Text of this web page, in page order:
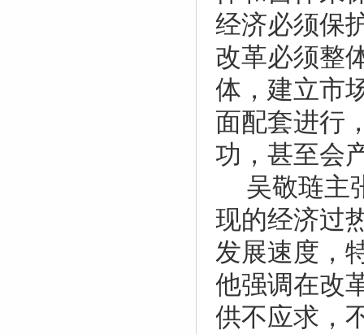
经济必须保
改革必须整
体，建立市
面配套进行
功，甚至会
吴敬琏主
现的经济过
发展速度，
他强调在改
供不应求，